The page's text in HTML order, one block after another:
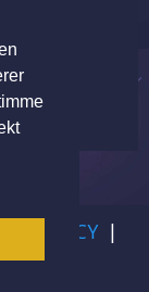
POLICY |